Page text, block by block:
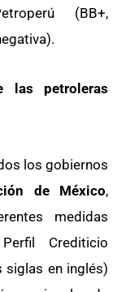
(BB+,
las petroleras
los gobiernos
de México,
medidas
Crediticio
siglas en inglés)